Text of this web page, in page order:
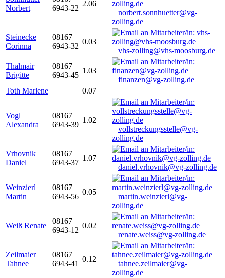
Norbert
6943-22
2.06
norbert.sonnhuetter@vg-
zolling.de
Steinecke
Corinna
08167
6943-32
0.03
vhs-zolling@vhs-moosburg.de
Thalmair
Brigitte
08167
6943-45
1.03
finanzen@vg-zolling.de
Toth Marlene
0.07
Vogl
Alexandra
08167
6943-39
1.02
vollstreckungsstelle@vg-
zolling.de
Vrhovnik
Daniel
08167
6943-37
1.07
daniel.vrhovnik@vg-zolling.de
Weinzierl
Martin
08167
6943-56
0.05
martin.weinzierl@vg-
zolling.de
Weiß Renate
08167
6943-12
0.02
renate.weiss@vg-zolling.de
Zeilmaier
Tahnee
08167
6943-41
0.12
tahnee.zeilmaier@vg-
zolling.de